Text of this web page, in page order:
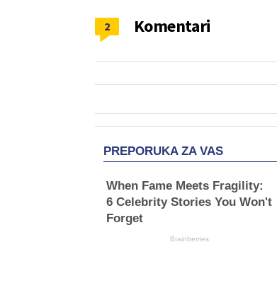
Komentari
2
PREPORUKA ZA VAS
When Fame Meets Fragility:
6 Celebrity Stories You Won't
Forget
Brainberries